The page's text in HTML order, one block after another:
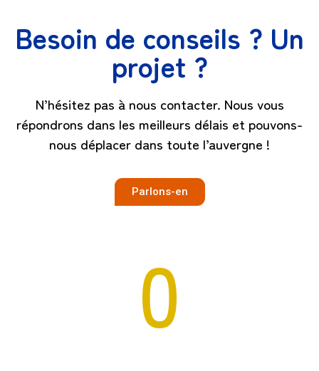
Besoin de conseils ? Un
projet ?
N’hésitez pas à nous contacter. Nous vous
répondrons dans les meilleurs délais et pouvons-
nous déplacer dans toute l’auvergne !
Parlons-en
0